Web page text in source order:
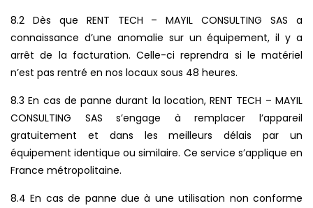
8.2 Dès que RENT TECH – MAYIL CONSULTING SAS a
connaissance d’une anomalie sur un équipement, il y a
arrêt de la facturation. Celle-ci reprendra si le matériel
n’est pas rentré en nos locaux sous 48 heures.
8.3 En cas de panne durant la location, RENT TECH – MAYIL
CONSULTING SAS s’engage à remplacer l’appareil
gratuitement et dans les meilleurs délais par un
équipement identique ou similaire. Ce service s’applique en
France métropolitaine.
8.4 En cas de panne due à une utilisation non conforme